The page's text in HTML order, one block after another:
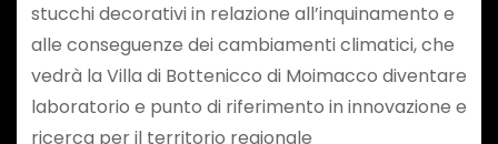
stucchi decorativi in relazione all’inquinamento e
alle conseguenze dei cambiamenti climatici, che
vedrà la Villa di Bottenicco di Moimacco diventare
laboratorio e punto di riferimento in innovazione e
ricerca per il territorio regionale